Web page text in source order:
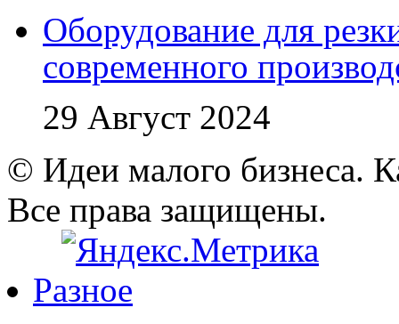
Оборудование для
современного
29 Август 2024
© Идеи малого бизнеса.
Все права защищены.
Разное